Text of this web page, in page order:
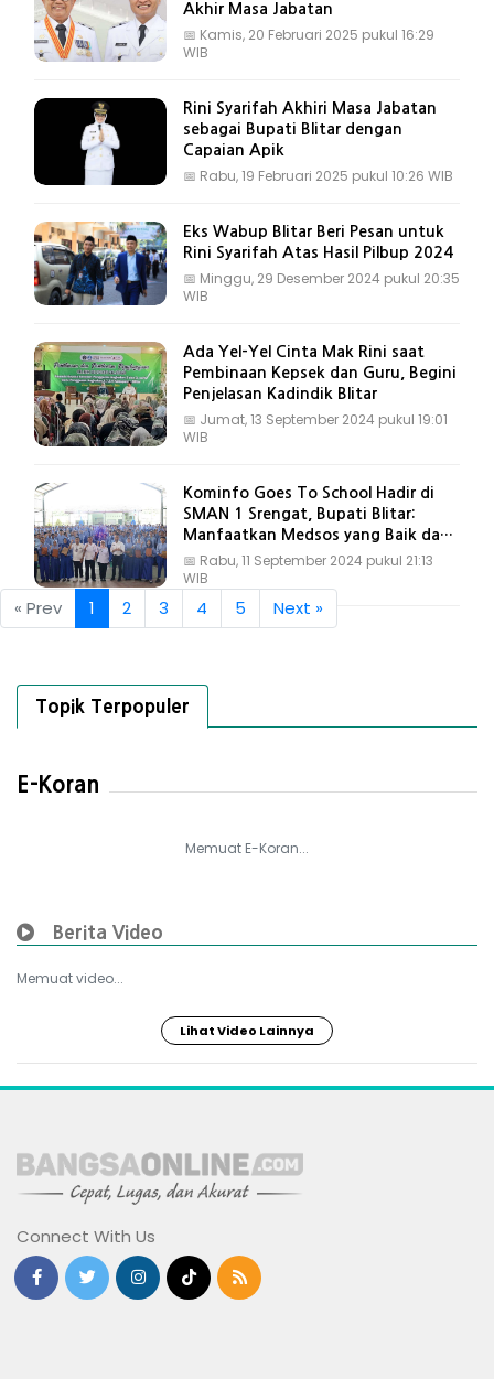
Akhir Masa Jabatan
📅 Kamis, 20 Februari 2025 pukul 16:29
WIB
Rini Syarifah Akhiri Masa Jabatan
sebagai Bupati Blitar dengan
Capaian Apik
📅 Rabu, 19 Februari 2025 pukul 10:26 WIB
Eks Wabup Blitar Beri Pesan untuk
Rini Syarifah Atas Hasil Pilbup 2024
📅 Minggu, 29 Desember 2024 pukul 20:35
WIB
Ada Yel-Yel Cinta Mak Rini saat
Pembinaan Kepsek dan Guru, Begini
Penjelasan Kadindik Blitar
📅 Jumat, 13 September 2024 pukul 19:01
WIB
Kominfo Goes To School Hadir di
SMAN 1 Srengat, Bupati Blitar:
Manfaatkan Medsos yang Baik dan
Bijak
📅 Rabu, 11 September 2024 pukul 21:13
WIB
« Prev 1 2 3 4 5 Next »
Topik Terpopuler
E-Koran
Memuat E-Koran...
Berita Video
Memuat video...
Lihat Video Lainnya
Connect With Us